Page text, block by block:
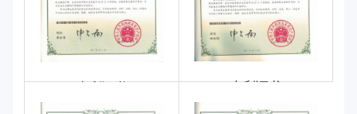
专利证书 专利证书